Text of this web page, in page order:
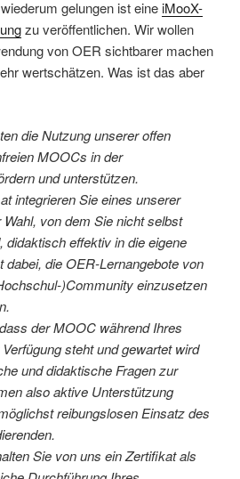
gelungen ist eineiMooX-
zu veröffentlichen. Wir wollen
von OER sichtbarer machen
wertschätzen. Was ist das aber
die Nutzung unserer offen
MOOCs in der
und unterstützen.
integrieren Sie eines unserer
von dem Sie nicht selbst
didaktisch effektiv in die eigene
dabei, die OER-Lernangebote von
)Community einzusetzen
der MOOC während Ihres
steht und gewartet wird
und didaktische Fragen zur
also aktive Unterstützung
reibungslosen Einsatz des
Sie von uns ein Zertifikat als